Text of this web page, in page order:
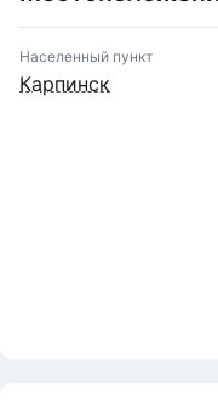
Населенный пункт
Карпинск